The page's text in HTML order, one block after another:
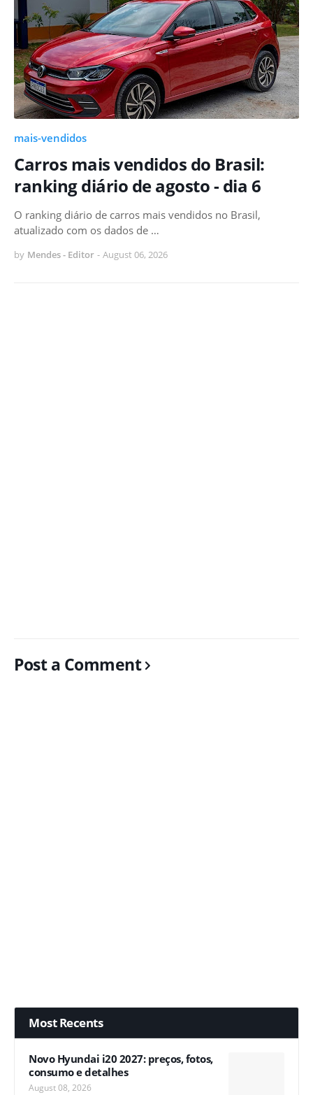
mais-vendidos
Carros mais vendidos do Brasil:
ranking diário de agosto - dia 6
O ranking diário de carros mais vendidos no Brasil,
atualizado com os dados de …
by Mendes - Editor - August 06, 2026
Post a Comment
Most Recents
Novo Hyundai i20 2027: preços, fotos,
consumo e detalhes
August 08, 2026